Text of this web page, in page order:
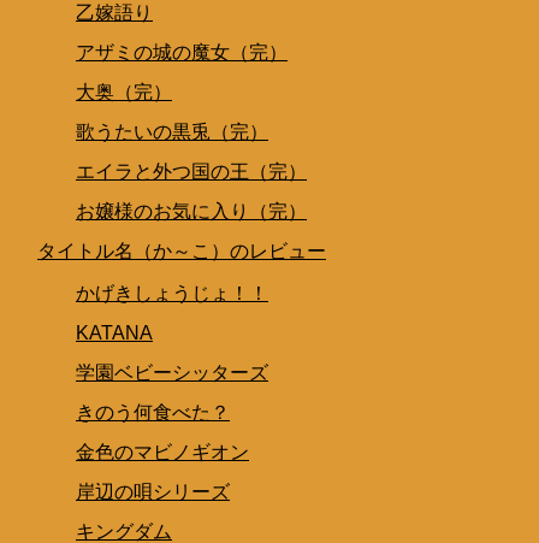
乙嫁語り
アザミの城の魔女（完）
大奥（完）
歌うたいの黒兎（完）
エイラと外つ国の王（完）
お嬢様のお気に入り（完）
タイトル名（か～こ）のレビュー
かげきしょうじょ！！
KATANA
学園ベビーシッターズ
きのう何食べた？
金色のマビノギオン
岸辺の唄シリーズ
キングダム